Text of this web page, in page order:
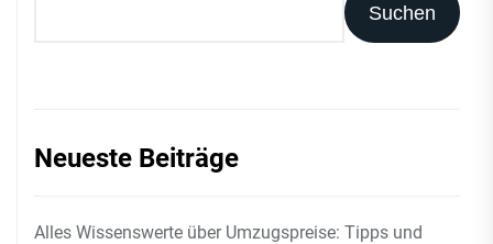
Suchen
Neueste Beiträge
Alles Wissenswerte über Umzugspreise: Tipps und